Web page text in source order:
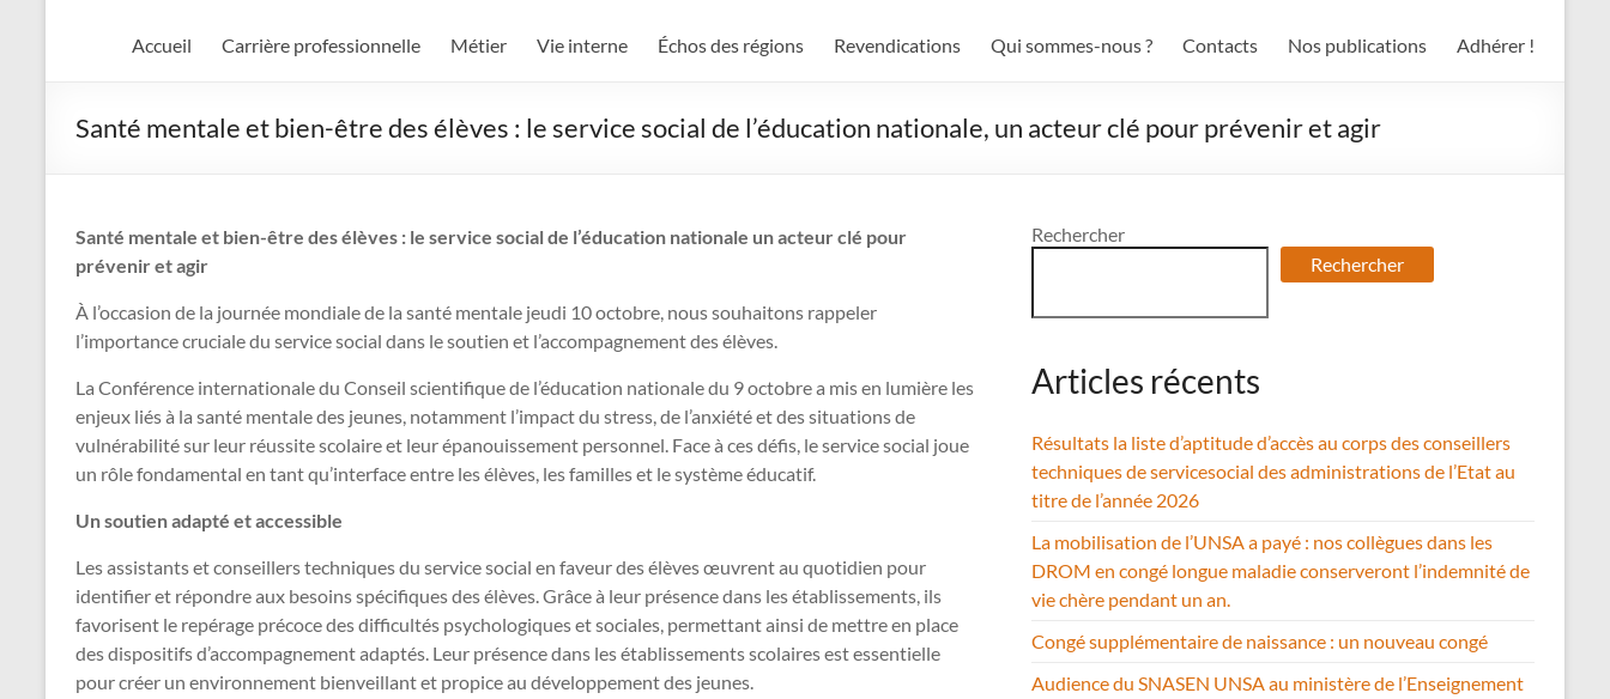
Accueil Carrière professionnelle Métier Vie interne Échos des régions Revendications Qui sommes-nous ? Contacts Nos publications Adhérer !
Santé mentale et bien-être des élèves : le service social de l’éducation nationale, un acteur clé pour prévenir et agir
Santé mentale et bien-être des élèves : le service social de l’éducation nationale un acteur clé pour
prévenir et agir
À l’occasion de la journée mondiale de la santé mentale jeudi 10 octobre, nous souhaitons rappeler
l’importance cruciale du service social dans le soutien et l’accompagnement des élèves.
La Conférence internationale du Conseil scientifique de l’éducation nationale du 9 octobre a mis en lumière les
enjeux liés à la santé mentale des jeunes, notamment l’impact du stress, de l’anxiété et des situations de
vulnérabilité sur leur réussite scolaire et leur épanouissement personnel. Face à ces défis, le service social joue
un rôle fondamental en tant qu’interface entre les élèves, les familles et le système éducatif.
Un soutien adapté et accessible
Les assistants et conseillers techniques du service social en faveur des élèves œuvrent au quotidien pour
identifier et répondre aux besoins spécifiques des élèves. Grâce à leur présence dans les établissements, ils
favorisent le repérage précoce des difficultés psychologiques et sociales, permettant ainsi de mettre en place
des dispositifs d’accompagnement adaptés. Leur présence dans les établissements scolaires est essentielle
pour créer un environnement bienveillant et propice au développement des jeunes.
Rechercher
Rechercher
Articles récents
Résultats la liste d’aptitude d’accès au corps des conseillers
techniques de servicesocial des administrations de l’Etat au
titre de l’année 2026
La mobilisation de l’UNSA a payé : nos collègues dans les
DROM en congé longue maladie conserveront l’indemnité de
vie chère pendant un an.
Congé supplémentaire de naissance : un nouveau congé
Audience du SNASEN UNSA au ministère de l’Enseignement